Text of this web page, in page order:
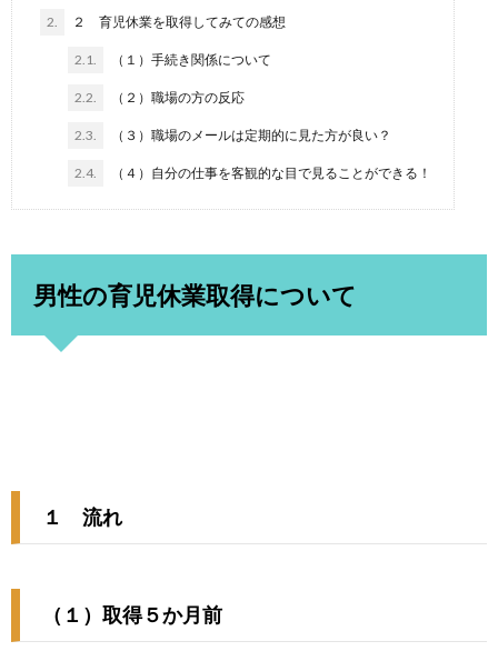
2. ２ 育児休業を取得してみての感想
2.1. （１）手続き関係について
2.2. （２）職場の方の反応
2.3. （３）職場のメールは定期的に見た方が良い？
2.4. （４）自分の仕事を客観的な目で見ることができる！
男性の育児休業取得について
１ 流れ
（１）取得５か月前